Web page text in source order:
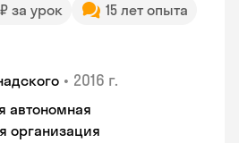
за урок
15 лет опыта
• 2016 г.
автономная
организация